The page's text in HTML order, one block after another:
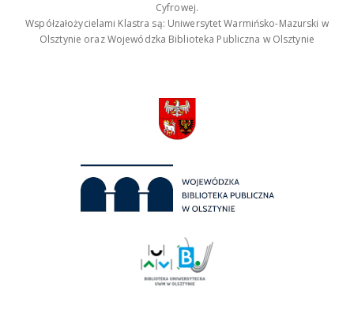
Cyfrowej.
Współzałożycielami Klastra są: Uniwersytet Warmińsko-Mazurski w
Olsztynie oraz Wojewódzka Biblioteka Publiczna w Olsztynie